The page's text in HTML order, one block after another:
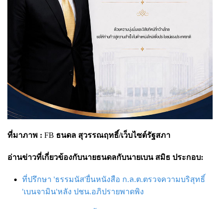
ที่มาภาพ : FB ธนดล สุวรรณฤทธิ์/เว็บไซต์รัฐสภา
อ่านข่าวที่เกี่ยวข้องกับนายธนดลกับนายเบน สมิธ ประกอบ:
ที่ปรึกษา 'ธรรมนัส'ยื่นหนังสือ ก.ล.ต.ตรวจความบริสุทธิ์
'เบนจามิน'หลัง ปชน.อภิปรายพาดพิง